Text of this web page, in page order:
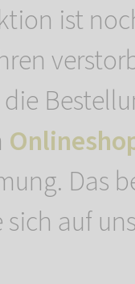
ist
Das
auf